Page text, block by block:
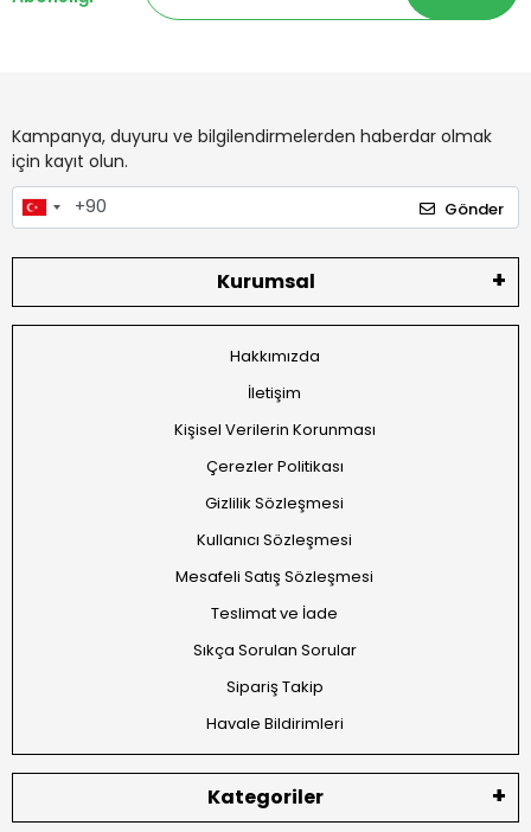
Kampanya, duyuru ve bilgilendirmelerden haberdar olmak
için kayıt olun.
Gönder
Kurumsal
Hakkımızda
İletişim
Kişisel Verilerin Korunması
Çerezler Politikası
Gizlilik Sözleşmesi
Kullanıcı Sözleşmesi
Mesafeli Satış Sözleşmesi
Teslimat ve İade
Sıkça Sorulan Sorular
Sipariş Takip
Havale Bildirimleri
Kategoriler